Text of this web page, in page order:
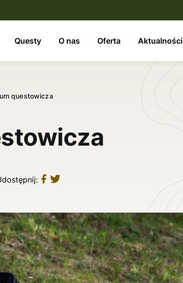
Questy O nas Oferta Aktualności
questowicza